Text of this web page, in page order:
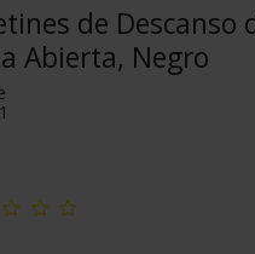
de Descanso
Abierta, Negro